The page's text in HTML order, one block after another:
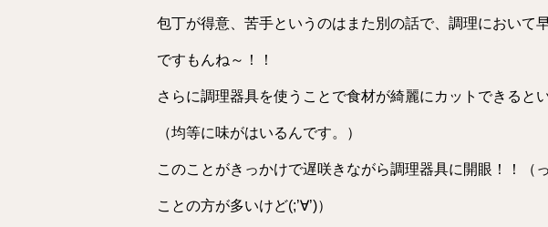
包丁が得意、苦手というのはまた別の話で、調理において
ですもんね～！！
さらに調理器具を使うことで食材が綺麗にカットできると
（均等に味がはいるんです。）
このことがきっかけで遅咲きながら調理器具に開眼！！（
ことの方が多いけど(;’∀’)）